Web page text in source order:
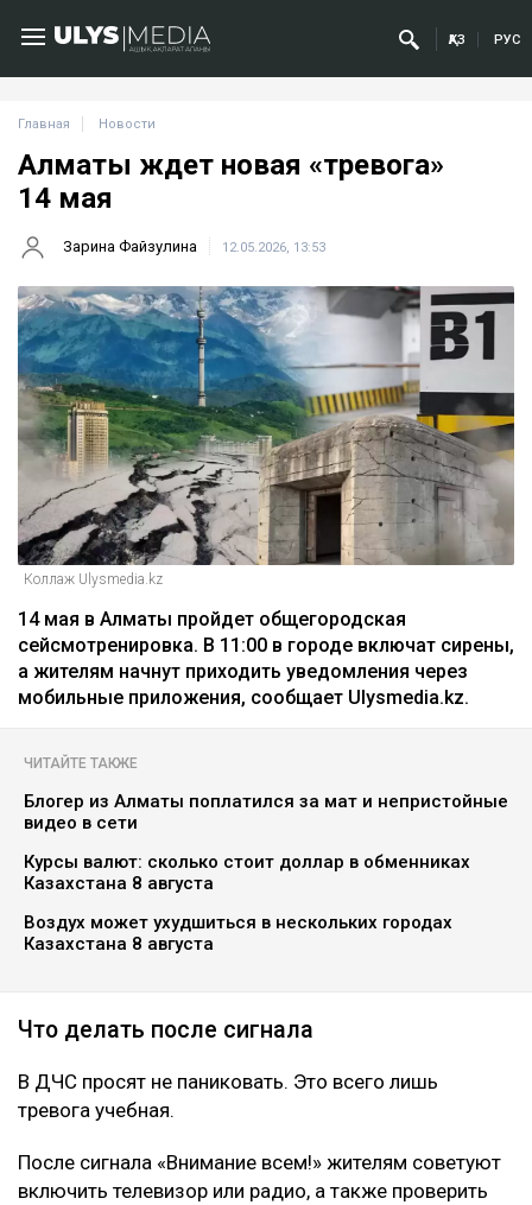
ҚАЗ РУС
Главная Новости
Алматы ждет новая «тревога»
14 мая
Зарина Файзулина 12.05.2026, 13:53
Коллаж Ulysmedia.kz
14 мая в Алматы пройдет общегородская
сейсмотренировка. В 11:00 в городе включат сирены,
а жителям начнут приходить уведомления через
мобильные приложения, сообщает Ulysmedia.kz.
ЧИТАЙТЕ ТАКЖЕ
Блогер из Алматы поплатился за мат и непристойные
видео в сети
Курсы валют: сколько стоит доллар в обменниках
Казахстана 8 августа
Воздух может ухудшиться в нескольких городах
Казахстана 8 августа
Что делать после сигнала
В ДЧС просят не паниковать. Это всего лишь
тревога учебная.
После сигнала «Внимание всем!» жителям советуют
включить телевизор или радио, а также проверить